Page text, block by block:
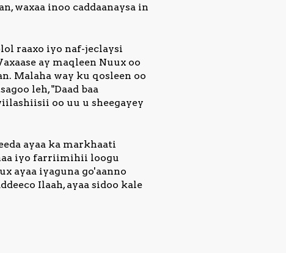
waxaa inoo caddaanaysa in
raaxo iyo naf-jeclaysi
ay maqleen Nuux oo
Malaha way ku qosleen oo
leh, "Daad baa
oo uu u sheegayey
ayaa ka markhaati
iyo farriimihii loogu
ayaa iyaguna go'aanno
Ilaah, ayaa sidoo kale